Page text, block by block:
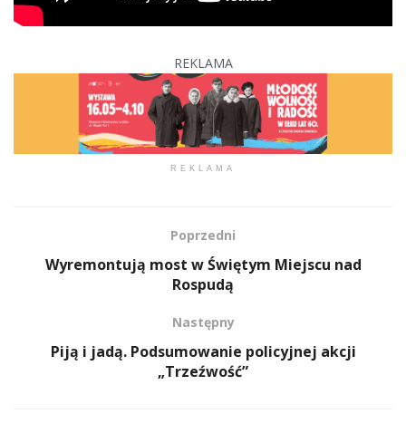
REKLAMA
REKLAMA
Poprzedni
Wyremontują most w Świętym Miejscu nad
Rospudą
Następny
Piją i jadą. Podsumowanie policyjnej akcji
„Trzeźwość”